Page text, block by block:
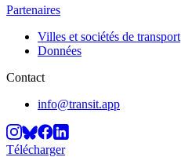
Partenaires
Villes et sociétés de transport
Données
Contact
info@transit.app
Télécharger